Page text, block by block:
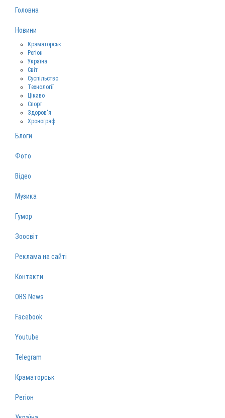
Головна
Новини
Краматорськ
Регіон
Україна
Світ
Суспільство
Технології
Цікаво
Спорт
Здоров‘я
Хронограф
Блоги
Фото
Відео
Музика
Гумор
Зоосвіт
Реклама на сайті
Контакти
OBS News
Facebook
Youtube
Telegram
Краматорськ
Регіон